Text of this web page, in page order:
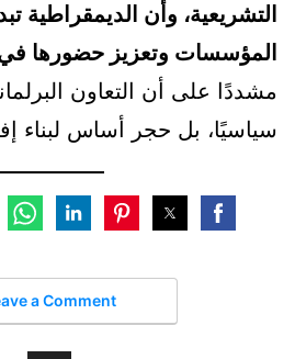
التشريعية، وأن الديمقراطية
المؤسسات وتعزيز حضورها
مشددًا على أن التعاون
سياسيًا، بل حجر أساس لبناء
a Comment